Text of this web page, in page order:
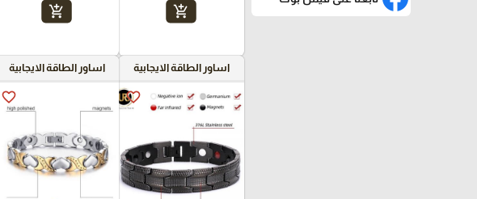
add_shopping_cart
add_shopping_cart
اساور الطاقة الايجابية
favorite_border
اساور الطاقة الايجابية
favorite_border